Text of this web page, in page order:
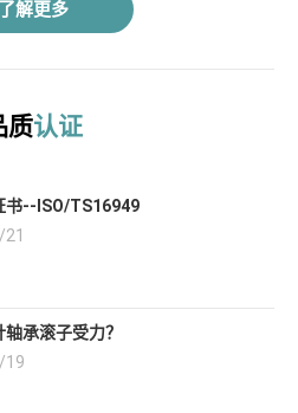
了解更多
质认证
书--ISO/TS16949
承滚子受力？
19